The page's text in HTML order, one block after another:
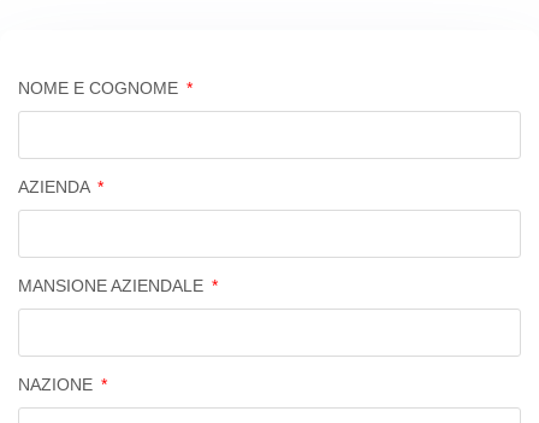
NOME E COGNOME
AZIENDA
MANSIONE AZIENDALE
NAZIONE